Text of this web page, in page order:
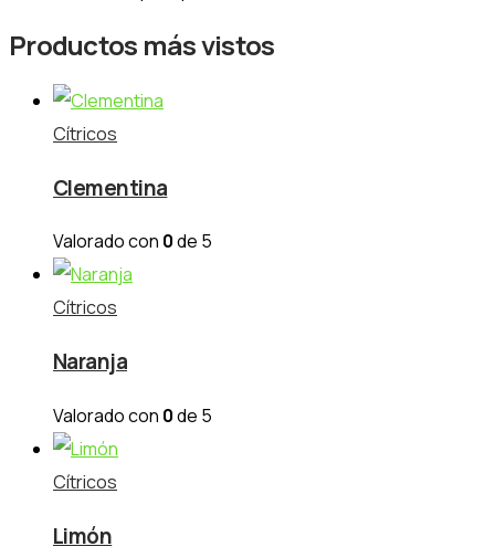
Productos más vistos
Cítricos
Clementina
Valorado con 0de 5
Cítricos
Naranja
Valorado con 0de 5
Cítricos
Limón